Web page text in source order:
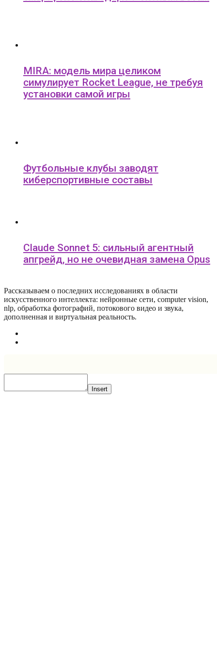
MIRA: модель мира целиком
симулирует Rocket League, не требуя
установки самой игры
Футбольные клубы заводят
киберспортивные составы
Claude Sonnet 5: сильный агентный
апгрейд, но не очевидная замена Opus
Рассказываем о последних исследованиях в области
искусcтвенного интеллекта: нейронные сети, computer vision,
nlp, обработка фотографий, потокового видео и звука,
дополненная и виртуальная реальность.
Insert